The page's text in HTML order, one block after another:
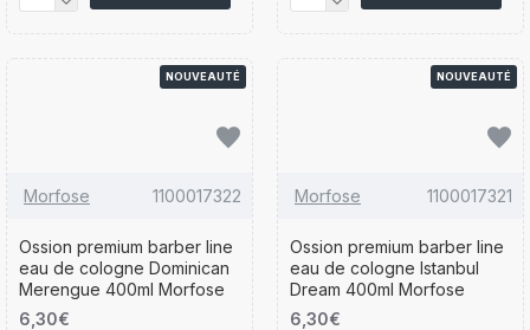
NOUVEAUTÉ
Morfose 1100017322
Ossion premium barber line
eau de cologne Dominican
Merengue 400ml Morfose
6,30€
NOUVEAUTÉ
Morfose 1100017321
Ossion premium barber line
eau de cologne Istanbul
Dream 400ml Morfose
6,30€